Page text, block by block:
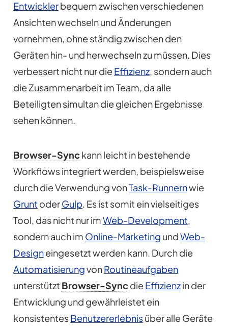
Entwicklerbequem zwischen verschiedenen
Ansichten wechseln und Änderungen
vornehmen, ohne ständig zwischen den
Geräten hin- und herwechseln zu müssen. Dies
verbessert nicht nur dieEffizienz, sondern auch
die Zusammenarbeit im Team, da alle
Beteiligten simultan die gleichen Ergebnisse
sehen können.
Browser-Synckann leicht in bestehende
Workflows integriert werden, beispielsweise
durch die Verwendung vonTask-Runnernwie
Grunt oderGulp. Es ist somit ein vielseitiges
Tool, das nicht nur imWeb-Development,
sondern auch im Online-Marketing undWeb-
Designeingesetzt werden kann. Durch die
AutomatisierungvonRoutineaufgaben
unterstützt Browser-SyncdieEffizienzin der
Entwicklung und gewährleistet ein
konsistentesBenutzererlebnisüber alle Geräte